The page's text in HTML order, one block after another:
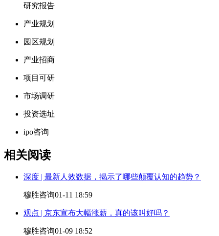
研究报告
产业规划
园区规划
产业招商
项目可研
市场调研
投资选址
ipo咨询
相关阅读
深度 | 最新人效数据，揭示了哪些颠覆认知的趋势？
穆胜咨询01-11 18:59
观点 | 京东宣布大幅涨薪，真的该叫好吗？
穆胜咨询01-09 18:52